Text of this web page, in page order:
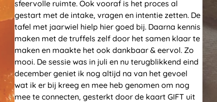
sfeervolle ruimte. Ook vooraf is het proces al
gestart met de intake, vragen en intentie zetten. De
tafel met jaarwiel hielp hier goed bij. Daarna kennis
maken met de truffels zelf door het samen klaar te
maken en maakte het ook dankbaar & eervol. Zo
mooi. De sessie was in juli en nu terugblikkend eind
december geniet ik nog altijd na van het gevoel
wat ik er bij kreeg en mee heb genomen om nog
mee te connecten, gesterkt door de kaart GIFT uit